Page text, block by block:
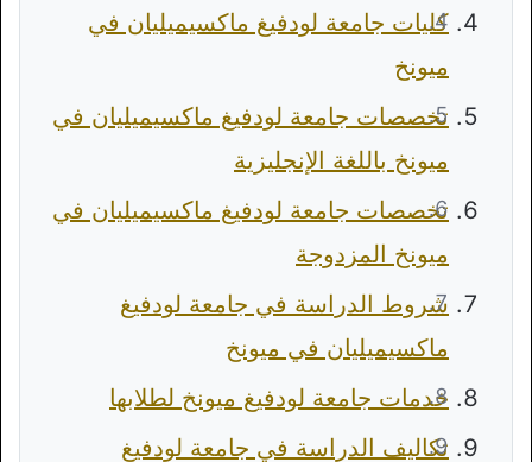
كليات جامعة لودفيغ ماكسيميليان في
ميونخ
تخصصات جامعة لودفيغ ماكسيميليان في
ميونخ باللغة الإنجليزية
تخصصات جامعة لودفيغ ماكسيميليان في
ميونخ المزدوجة
شروط الدراسة في جامعة لودفيغ
ماكسيميليان في ميونخ
خدمات جامعة لودفيغ ميونخ لطلابها
تكاليف الدراسة في جامعة لودفيغ